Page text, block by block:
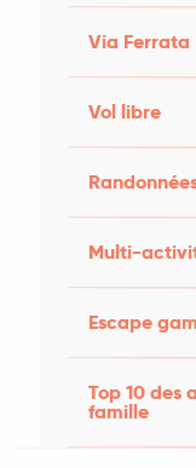
Via Ferrata
Vol libre
Multi-
Escape
Top 10 des
famille